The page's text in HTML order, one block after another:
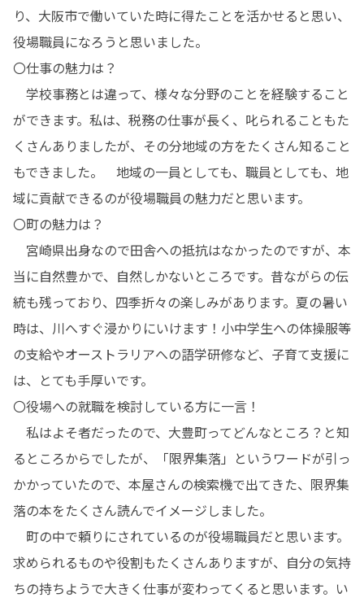
り、大阪市で働いていた時に得たことを活かせると思い、
役場職員になろうと思いました。
〇仕事の魅力は？
学校事務とは違って、様々な分野のことを経験すること
ができます。私は、税務の仕事が長く、叱られることもた
くさんありましたが、その分地域の方をたくさん知ること
もできました。　地域の一員としても、職員としても、地
域に貢献できるのが役場職員の魅力だと思います。
〇町の魅力は？
宮崎県出身なので田舎への抵抗はなかったのですが、本
当に自然豊かで、自然しかないところです。昔ながらの伝
統も残っており、四季折々の楽しみがあります。夏の暑い
時は、川へすぐ浸かりにいけます！小中学生への体操服等
の支給やオーストラリアへの語学研修など、子育て支援に
は、とても手厚いです。
〇役場への就職を検討している方に一言！
私はよそ者だったので、大豊町ってどんなところ？と知
るところからでしたが、「限界集落」というワードが引っ
かかっていたので、本屋さんの検索機で出てきた、限界集
落の本をたくさん読んでイメージしました。
町の中で頼りにされているのが役場職員だと思います。
求められるものや役割もたくさんありますが、自分の気持
ちの持ちようで大きく仕事が変わってくると思います。い